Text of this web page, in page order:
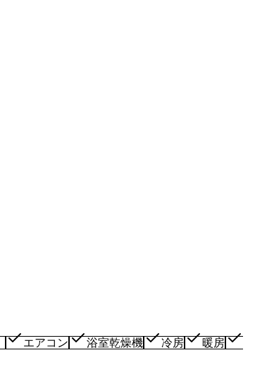
エアコン 浴室乾燥機 冷房
暖房